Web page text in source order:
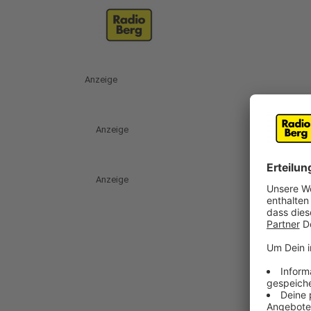
Anzeige
Anzeige
Anzeige